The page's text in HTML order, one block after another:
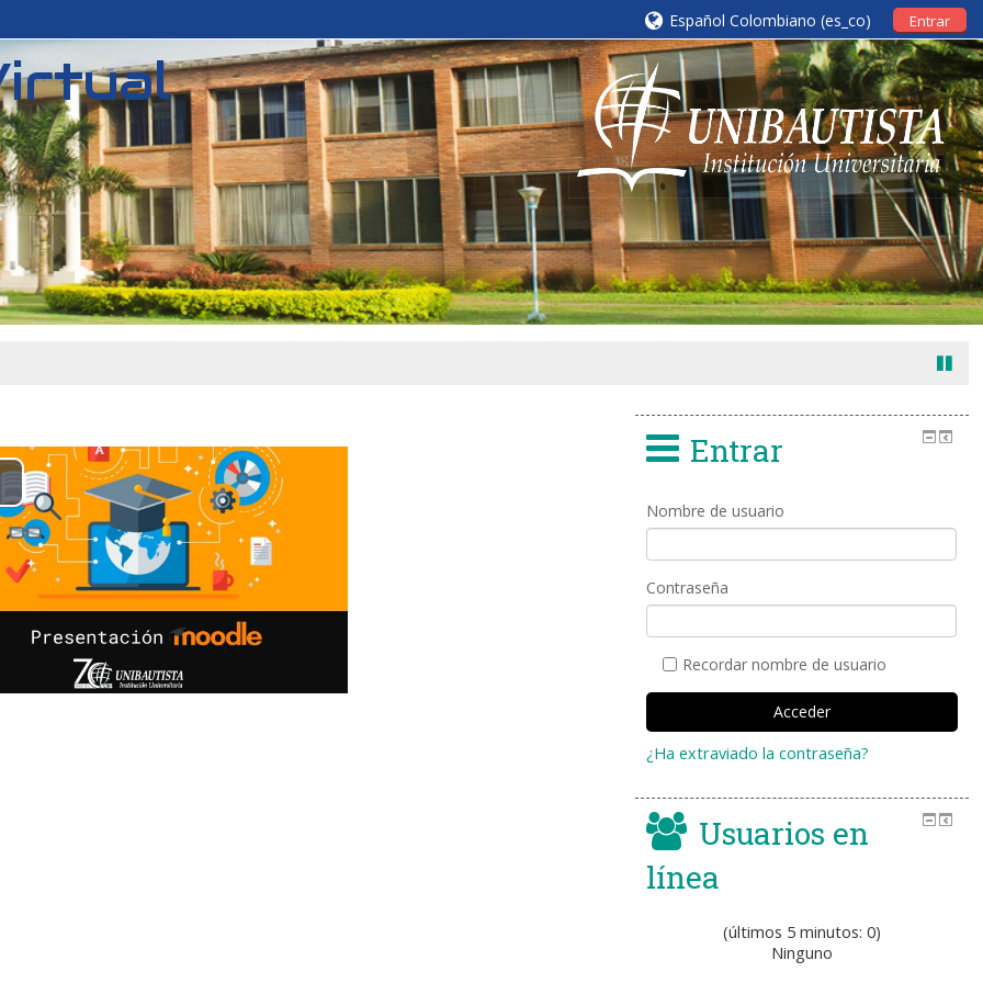
Entrar
Español Colombiano ‎(es_co)‎
Entrar
Nombre de usuario
Contraseña
Recordar nombre de usuario
¿Ha extraviado la contraseña?
Usuarios en
línea
(últimos 5 minutos: 0)
Ninguno